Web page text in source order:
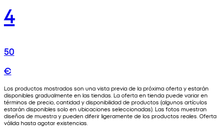
4
50
€
Los productos mostrados son una vista previa de la próxima oferta y estarán
disponibles gradualmente en las tiendas. La oferta en tienda puede variar en
términos de precio, cantidad y disponibilidad de productos (algunos artículos
estarán disponibles solo en ubicaciones seleccionadas). Las fotos muestran
diseños de muestra y pueden diferir ligeramente de los productos reales. Oferta
válida hasta agotar existencias.